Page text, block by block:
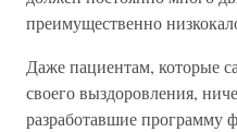
преимущественно
Даже пациентам, которые
своего выздоровления,
разработавшие программу